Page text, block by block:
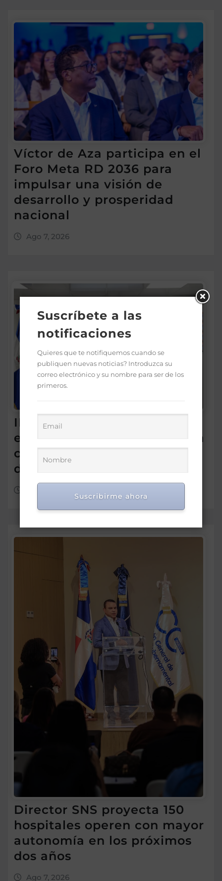
Víctor de Aza participa en el
Foro Meta RD 2036 para
impulsar una visión de
desarrollo y prosperidad
nacional
Ago 7, 2026
IDEICE y MINERD coordinan
estrategias para fortalecer la
calidad de la educación
dominicana
Director SNS proyecta 150
hospitales operen con mayor
autonomía en los próximos
dos años
Ago 7, 2026
Suscríbete a las
notificaciones
Quieres que te notifiquemos cuando se
publiquen nuevas noticias? Introduzca su
correo electrónico y su nombre para ser de los
primeros.
Suscribirme ahora